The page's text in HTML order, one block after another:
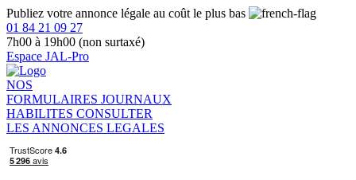
Publiez votre annonce légale au coût le plus bas
01 84 21 09 27
7h00 à 19h00 (non surtaxé)
Espace JAL-Pro
NOS
FORMULAIRES JOURNAUX
HABILITES CONSULTER
LES ANNONCES LEGALES